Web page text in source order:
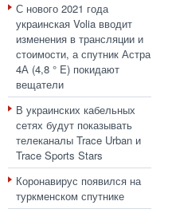
С нового 2021 года
украинская Volia вводит
изменения в трансляции и
стоимости, а спутник Астра
4А (4,8 ° E) покидают
вещатели
В украинских кабельных
сетях будут показывать
телеканалы Trace Urban и
Trace Sports Stars
Коронавирус появился на
туркменском спутнике